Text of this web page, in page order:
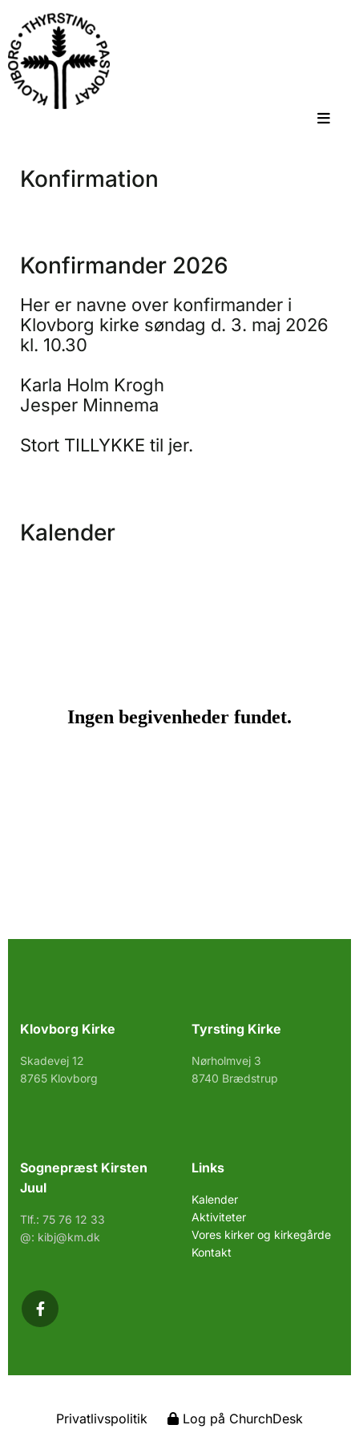
Konfirmation
Konfirmander 2026
Her er navne over konfirmander i
Klovborg kirke søndag d. 3. maj 2026
kl. 10.30
Karla Holm Krogh
Jesper Minnema
Stort TILLYKKE til jer.
Kalender
Klovborg Kirke
Skadevej 12
8765 Klovborg
Tyrsting Kirke
Nørholmvej 3
8740 Brædstrup
Sognepræst Kirsten
Juul
Tlf.: 75 76 12 33
@: kibj@km.dk
Links
Kalender
Aktiviteter
Vores kirker og kirkegårde
Kontakt
Privatlivspolitik Log på ChurchDesk